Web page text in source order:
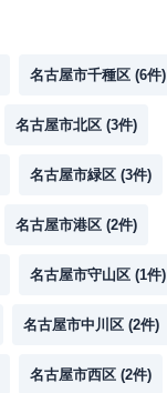
名古屋市千種区 (6件)
名古屋市北区 (3件)
名古屋市緑区 (3件)
名古屋市港区 (2件)
名古屋市守山区 (1件)
名古屋市中川区 (2件)
名古屋市西区 (2件)